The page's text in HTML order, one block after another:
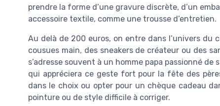
prendre la forme d’une gravure discrète, d’un
accessoire textile, comme une trousse d’entretien.
Au delà de 200 euros, on entre dans l’univers du
cousues main, des sneakers de créateur ou des
s’adresse souvent à un homme papa passionné
qui appréciera ce geste fort pour la fête des
dans le choix ou opter pour un chèque cadeau
pointure ou de style difficile à corriger.